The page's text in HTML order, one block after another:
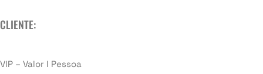
CLIENTE:
VIP – Valor I Pessoa